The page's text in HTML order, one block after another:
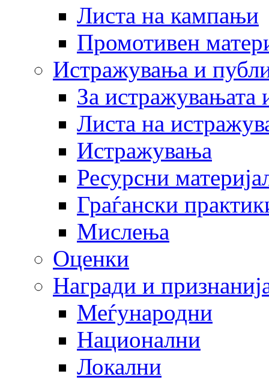
Листа на кампањи
Промотивен
Истражувања и
За истражувањата
Листа на
Истражувања
Ресурсни
Граѓански
Мислења
Оценки
Награди и
Меѓународни
Национални
Локални